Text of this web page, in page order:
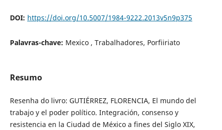
DOI: https://doi.org/10.5007/1984-9222.2013v5n9p375
Palavras-chave: Mexico , Trabalhadores, Porfiiriato
Resumo
Resenha do livro: GUTIÉRREZ, FLORENCIA, El mundo del
trabajo y el poder político. Integración, consenso y
resistencia en la Ciudad de México a fines del Siglo XIX,